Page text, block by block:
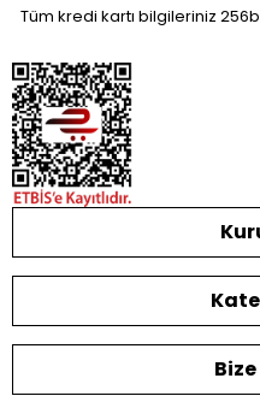
Tüm kredi kartı bilgileriniz